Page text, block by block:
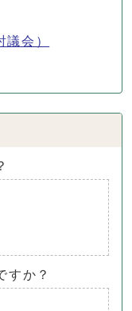
会）
すか？